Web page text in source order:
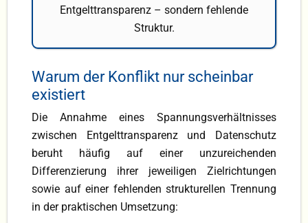
Entgelttransparenz – sondern fehlende
Struktur.
Warum der Konflikt nur scheinbar
existiert
Die Annahme eines Spannungsverhältnisses
zwischen Entgelttransparenz und Datenschutz
beruht häufig auf einer unzureichenden
Differenzierung ihrer jeweiligen Zielrichtungen
sowie auf einer fehlenden strukturellen Trennung
in der praktischen Umsetzung: